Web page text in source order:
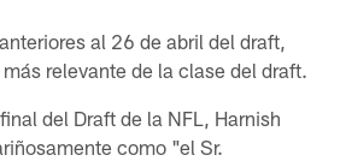
al 26 de abril del draft,
relevante de la clase del draft.
del Draft de la NFL, Harnish
como "el Sr.